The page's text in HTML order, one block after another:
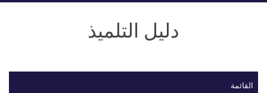
دليل التلميذ
القائمة